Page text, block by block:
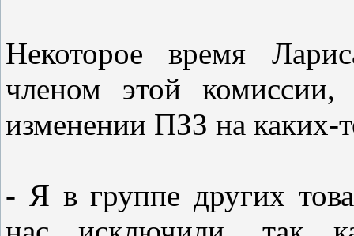
Некоторое время
членом этой
изменении ПЗЗ на каких-
- Я в группе других